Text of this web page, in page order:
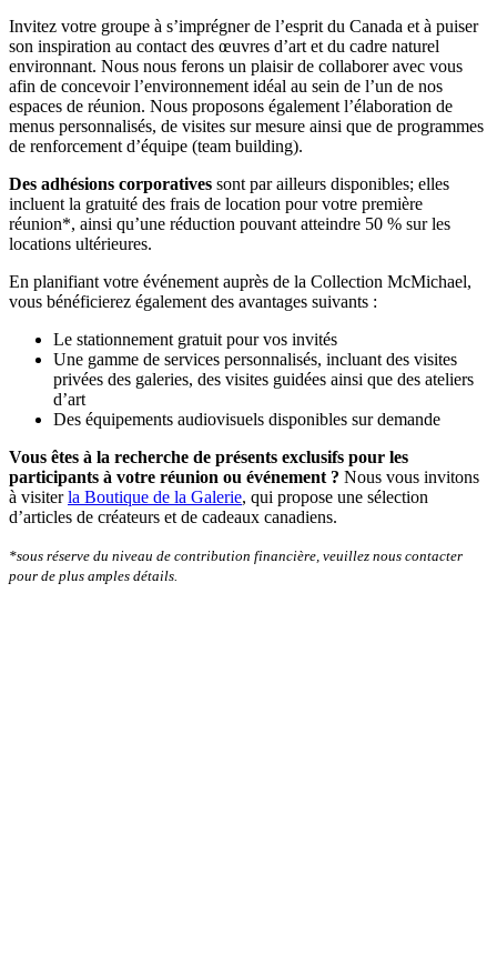
Invitez votre groupe à s’imprégner de l’esprit du Canada et à puiser
son inspiration au contact des œuvres d’art et du cadre naturel
environnant. Nous nous ferons un plaisir de collaborer avec vous
afin de concevoir l’environnement idéal au sein de l’un de nos
espaces de réunion. Nous proposons également l’élaboration de
menus personnalisés, de visites sur mesure ainsi que de programmes
de renforcement d’équipe (team building).
Des adhésions corporatives sont par ailleurs disponibles; elles
incluent la gratuité des frais de location pour votre première
réunion*, ainsi qu’une réduction pouvant atteindre 50 % sur les
locations ultérieures.
En planifiant votre événement auprès de la Collection McMichael,
vous bénéficierez également des avantages suivants :
Le stationnement gratuit pour vos invités
Une gamme de services personnalisés, incluant des visites
privées des galeries, des visites guidées ainsi que des ateliers
d’art
Des équipements audiovisuels disponibles sur demande
Vous êtes à la recherche de présents exclusifs pour les
participants à votre réunion ou événement ? Nous vous invitons
à visiterla Boutique de la Galerie, qui propose une sélection
d’articles de créateurs et de cadeaux canadiens.
*sous réserve du niveau de contribution financière, veuillez nous contacter
pour de plus amples détails.